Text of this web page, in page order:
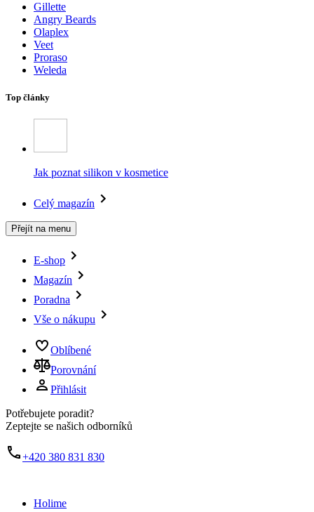
Gillette
Angry Beards
Olaplex
Veet
Proraso
Weleda
Top články
Jak poznat silikon v kosmetice
Celý magazín
Přejít na menu
E-shop
Magazín
Poradna
Vše o nákupu
Oblíbené
Porovnání
Přihlásit
Potřebujete poradit?
Zeptejte se našich odborníků
+420 380 831 830
Holime